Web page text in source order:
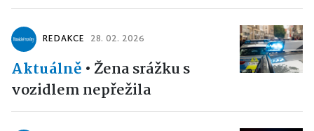
REDAKCE 28. 02. 2026
Aktuálně • Žena srážku s
vozidlem nepřežila